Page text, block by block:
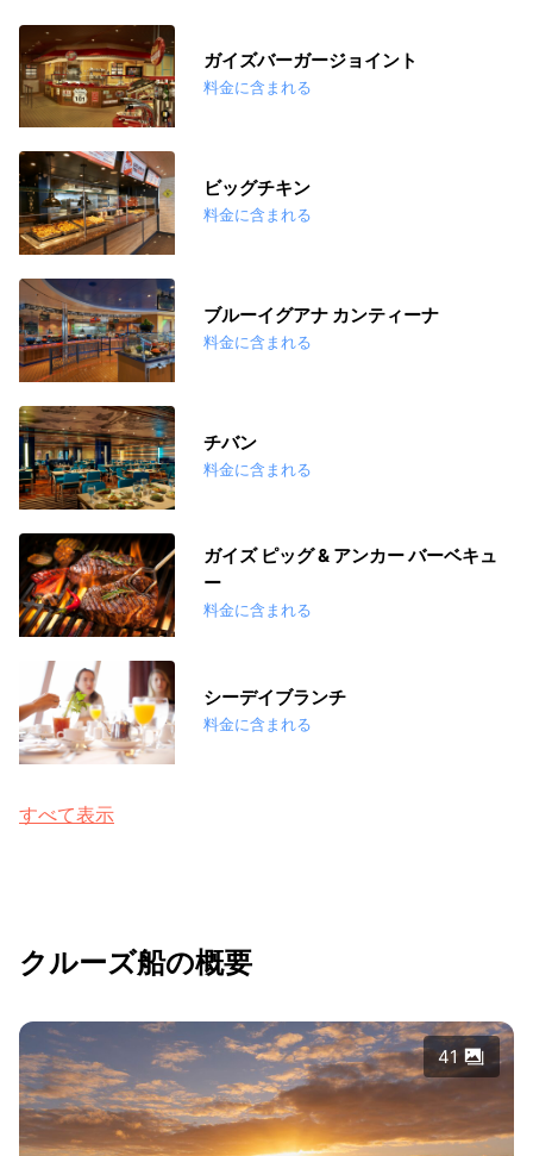
ガイズバーガージョイント
料金に含まれる
ビッグチキン
料金に含まれる
ブルーイグアナ カンティーナ
料金に含まれる
チバン
料金に含まれる
ガイズ ピッグ & アンカー バーベキュ
ー
料金に含まれる
シーデイブランチ
料金に含まれる
すべて表示
クルーズ船の概要
41